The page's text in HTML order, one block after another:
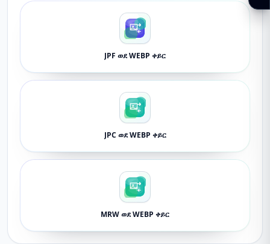
JPF ወደ WEBP ቀይር
JPC ወደ WEBP ቀይር
MRW ወደ WEBP ቀይር